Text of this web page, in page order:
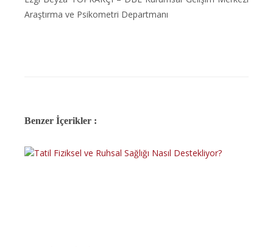
Araştırma ve Psikometri Departmanı
Benzer İçerikler :